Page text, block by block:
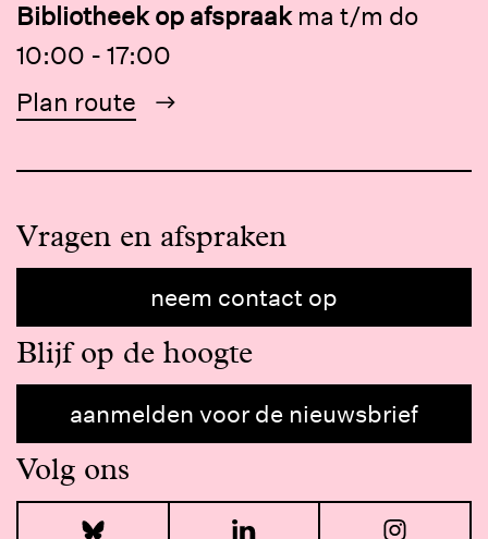
Bibliotheek op afspraak ma t/m do
10:00 - 17:00
Plan route
Vragen en afspraken
neem contact op
Blijf op de hoogte
aanmelden voor de nieuwsbrief
Volg ons
Bluesky LinkedIn